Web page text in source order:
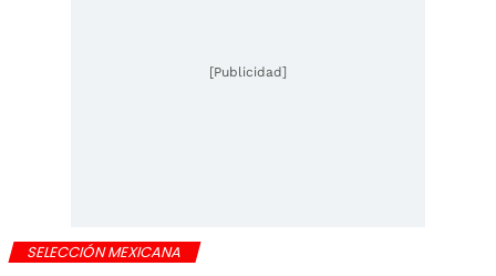
[Publicidad]
SELECCIÓN MEXICANA